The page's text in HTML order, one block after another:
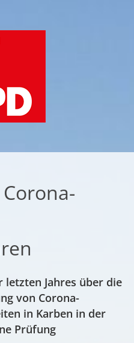
Jahres über die
von Corona-
in Karben in der
Prüfung